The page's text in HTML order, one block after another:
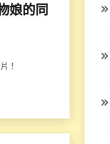
娘的同
！